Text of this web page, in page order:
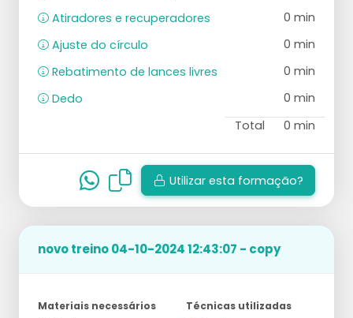
Atiradores e recuperadores
0 min
Ajuste do círculo
0 min
Rebatimento de lances livres
0 min
Dedo
0 min
Total
0 min
Utilizar esta formação?
novo treino 04-10-2024 12:43:07 - copy
Materiais necessários Técnicas utilizadas